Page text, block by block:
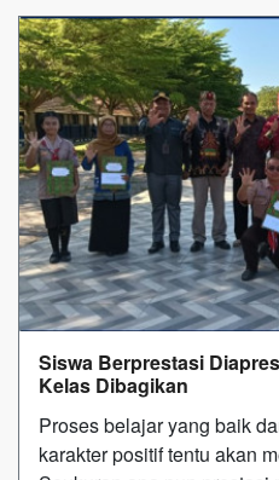
Siswa Berprestasi
Kelas Dibagikan
Proses belajar yang baik
karakter positif tentu akan